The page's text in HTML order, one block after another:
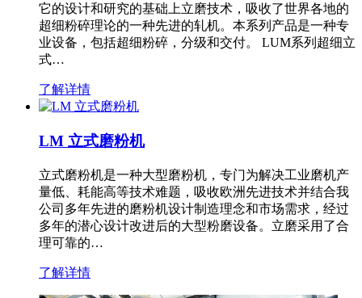
它的设计和研究的基础上立磨技术，吸收了世界各地的
超细粉碎理论的一种先进的轧机。本系列产品是一种专
业设备，包括超细粉碎，分级和交付。 LUM系列超细立
式…
了解详情
LM 立式磨粉机
立式磨粉机是一种大型磨粉机，专门为解决工业磨机产
量低、耗能高等技术难题，吸收欧洲先进技术并结合我
公司多年先进的磨粉机设计制造理念和市场需求，经过
多年的潜心设计改进后的大型粉磨设备。立磨采用了合
理可靠的…
了解详情